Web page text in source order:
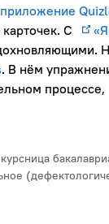
приложение
С
. В нём
процессе,